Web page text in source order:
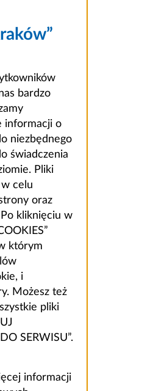
bardzo
informacji o
niezbędnego
świadczenia
Pliki
celu
oraz
kliknięciu w
którym
i
Możesz też
pliki
SERWISU”.
informacji